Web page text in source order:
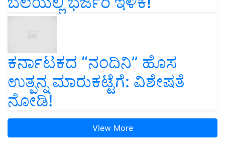
ಕರ್ನಾಟಕದ “ನಂದಿನಿ” ಹೊಸ
ಉತ್ಪನ್ನ ಮಾರುಕಟ್ಟೆಗೆ: ವಿಶೇಷತೆ
ನೋಡಿ!
View More